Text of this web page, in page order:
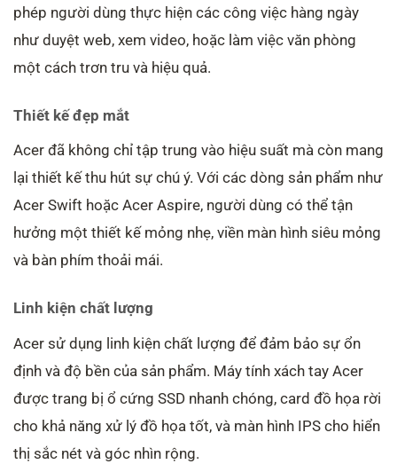
phép người dùng thực hiện các công việc hàng ngày
như duyệt web, xem video, hoặc làm việc văn phòng
một cách trơn tru và hiệu quả.
Thiết kế đẹp mắt
Acer đã không chỉ tập trung vào hiệu suất mà còn mang
lại thiết kế thu hút sự chú ý. Với các dòng sản phẩm như
Acer Swift hoặc Acer Aspire, người dùng có thể tận
hưởng một thiết kế mỏng nhẹ, viền màn hình siêu mỏng
và bàn phím thoải mái.
Linh kiện chất lượng
Acer sử dụng linh kiện chất lượng để đảm bảo sự ổn
định và độ bền của sản phẩm. Máy tính xách tay Acer
được trang bị ổ cứng SSD nhanh chóng, card đồ họa rời
cho khả năng xử lý đồ họa tốt, và màn hình IPS cho hiển
thị sắc nét và góc nhìn rộng.